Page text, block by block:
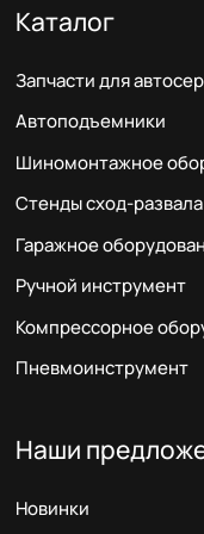
Каталог
Запчасти для
Автоподъемники
Шиномонтажное
Стенды сход-развала
Гаражное
Ручной инструмент
Компрессорное
Пневмоинструмент
Наши
Новинки